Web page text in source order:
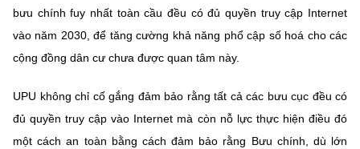
bưu chính fuy nhất toàn cầu đều có đủ quyền truy cập Internet
vào năm 2030, để tăng cường khả năng phổ cập số hoá cho các
cộng đồng dân cư chưa được quan tâm này.
UPU không chỉ cố gắng đảm bảo rằng tất cả các bưu cục đều có
đủ quyền truy cập vào Internet mà còn nỗ lực thực hiện điều đó
một cách an toàn bằng cách đảm bảo rằng Bưu chính, dù lớn